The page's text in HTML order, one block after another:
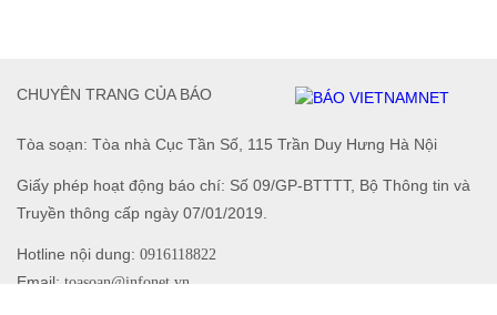
Tòa soạn: Tòa nhà Cục Tần Số, 115 Trần Duy Hưng Hà Nội
Giấy phép hoạt động báo chí: Số 09/GP-BTTTT, Bộ Thông tin và
Truyền thông cấp ngày 07/01/2019.
Hotline nội dung: 0916118822
Email: toasoan@infonet.vn
CHUYÊN TRANG CỦA BÁO